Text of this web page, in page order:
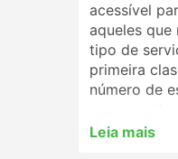
acessível
aqueles
tipo de
primeira
número de
melhor
Leia mais